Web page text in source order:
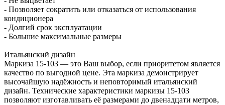
- Позволяет сократить или отказаться от использования
кондиционера
- Долгий срок эксплуатации
- Большие максимальные размеры
Итальянский дизайн
Маркиза 15-103 — это Ваш выбор, если приоритетом является
качество по выгодной цене. Эта маркиза демонстрирует
высочайшую надёжность и неповторимый итальянский
дизайн. Технические характеристики маркизы 15-103
позволяют изготавливать её размерами до двенадцати метров,